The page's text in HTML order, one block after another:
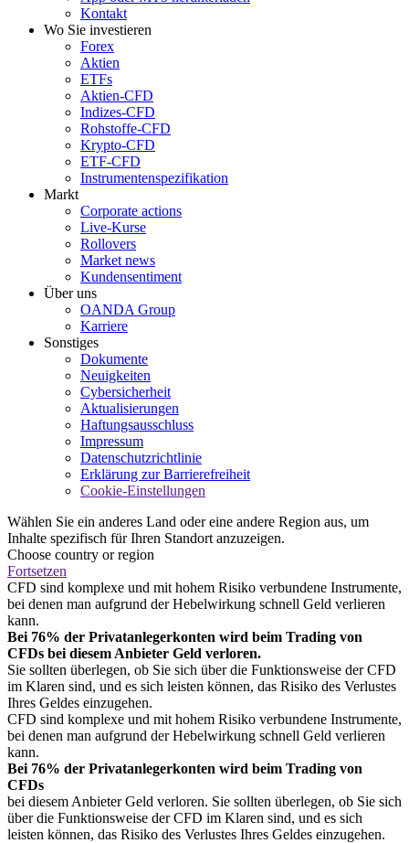
Kontakt
Wo Sie investieren
Forex
Aktien
ETFs
Aktien-CFD
Indizes-CFD
Rohstoffe-CFD
Krypto-CFD
ETF-CFD
Instrumentenspezifikation
Markt
Corporate actions
Live-Kurse
Rollovers
Market news
Kundensentiment
Über uns
OANDA Group
Karriere
Sonstiges
Dokumente
Neuigkeiten
Cybersicherheit
Aktualisierungen
Haftungsausschluss
Impressum
Datenschutzrichtlinie
Erklärung zur Barrierefreiheit
Cookie-Einstellungen
Wählen Sie ein anderes Land oder eine andere Region aus, um
Inhalte spezifisch für Ihren Standort anzuzeigen.
Choose country or region
Fortsetzen
CFD sind komplexe und mit hohem Risiko verbundene Instrumente,
bei denen man aufgrund der Hebelwirkung schnell Geld verlieren
kann.
Bei 76% der Privatanlegerkonten wird beim Trading von
CFDs bei diesem Anbieter Geld verloren.
Sie sollten überlegen, ob Sie sich über die Funktionsweise der CFD
im Klaren sind, und es sich leisten können, das Risiko des Verlustes
Ihres Geldes einzugehen.
CFD sind komplexe und mit hohem Risiko verbundene Instrumente,
bei denen man aufgrund der Hebelwirkung schnell Geld verlieren
kann.
Bei 76% der Privatanlegerkonten wird beim Trading von
CFDs
bei diesem Anbieter Geld verloren. Sie sollten überlegen, ob Sie sich
über die Funktionsweise der CFD im Klaren sind, und es sich
leisten können, das Risiko des Verlustes Ihres Geldes einzugehen.